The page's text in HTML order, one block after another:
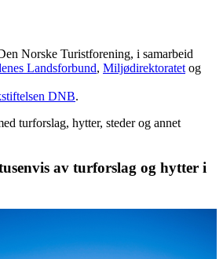
Norske Turistforening, i samarbeid
Landsforbund, Miljødirektoratet og
DNB.
turforslag, hytter, steder og annet
av turforslag og hytter i